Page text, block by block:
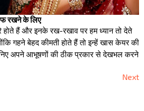
रखने के लिए
होते हैं और इनके रख-रखाव पर हम ध्यान तो देते
गहने बेहद कीमती होते हैं तो इन्हें खास केयर की
अपने आभूषणों की ठीक प्रकार से देखभल करने
Next